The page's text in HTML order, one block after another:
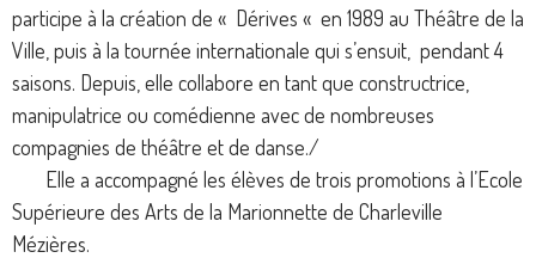
participe à la création de « Dérives « en 1989 au Théâtre de la
Ville, puis à la tournée internationale qui s’ensuit, pendant 4
saisons. Depuis, elle collabore en tant que constructrice,
manipulatrice ou comédienne avec de nombreuses
compagnies de théâtre et de danse./
Elle a accompagné les élèves de trois promotions à l’Ecole
Supérieure des Arts de la Marionnette de Charleville
Mézières.